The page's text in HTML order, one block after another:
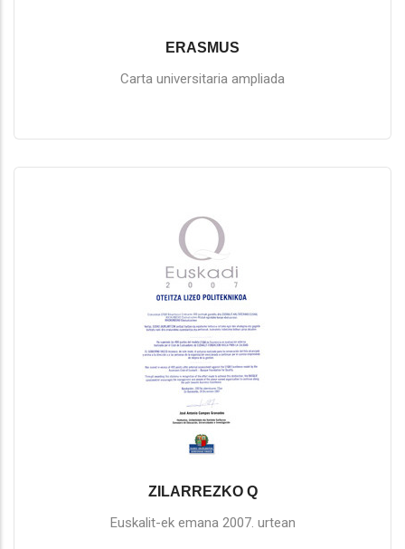
ERASMUS
Carta universitaria ampliada
ZILARREZKO Q
Euskalit-ek emana 2007. urtean